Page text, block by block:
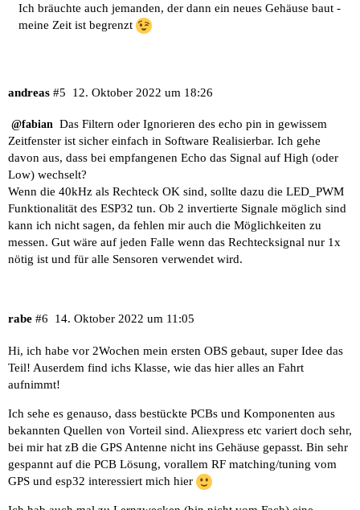
Ich bräuchte auch jemanden, der dann ein neues Gehäuse baut -
meine Zeit ist begrenzt
andreas 12. Oktober 2022 um 18:26
#5
@fabian Das Filtern oder Ignorieren des echo pin in gewissem
Zeitfenster ist sicher einfach in Software Realisierbar. Ich gehe
davon aus, dass bei empfangenen Echo das Signal auf High (oder
Low) wechselt?
Wenn die 40kHz als Rechteck OK sind, sollte dazu die LED_PWM
Funktionalität des ESP32 tun. Ob 2 invertierte Signale möglich sind
kann ich nicht sagen, da fehlen mir auch die Möglichkeiten zu
messen. Gut wäre auf jeden Falle wenn das Rechtecksignal nur 1x
nötig ist und für alle Sensoren verwendet wird.
rabe 14. Oktober 2022 um 11:05
#6
Hi, ich habe vor 2Wochen mein ersten OBS gebaut, super Idee das
Teil! Auserdem find ichs Klasse, wie das hier alles an Fahrt
aufnimmt!
Ich sehe es genauso, dass bestückte PCBs und Komponenten aus
bekannten Quellen von Vorteil sind. Aliexpress etc variert doch sehr,
bei mir hat zB die GPS Antenne nicht ins Gehäuse gepasst. Bin sehr
gespannt auf die PCB Lösung, vorallem RF matching/tuning vom
GPS und esp32 interessiert mich hier